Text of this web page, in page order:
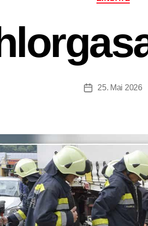
Beitragsdatum
25. Mai 2026